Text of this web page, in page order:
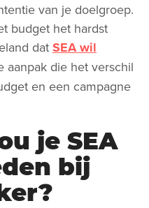
van je doelgroep.
budget het hardst
dat SEA wil
aanpak die het verschil
en een campagne
je SEA
bij